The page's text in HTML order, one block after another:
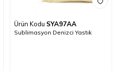
Ürün Kodu SYA97AA
Sublimasyon Denizci Yastık